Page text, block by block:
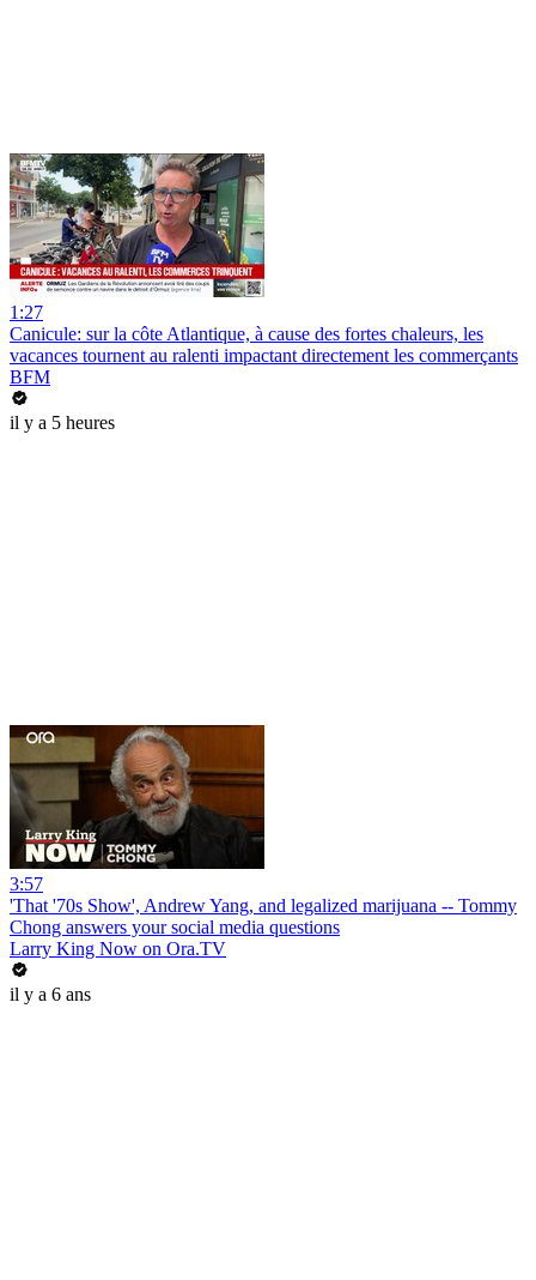
1:27
Canicule: sur la côte Atlantique, à cause des fortes chaleurs, les
vacances tournent au ralenti impactant directement les commerçants
BFM
il y a 5 heures
3:57
'That '70s Show', Andrew Yang, and legalized marijuana -- Tommy
Chong answers your social media questions
Larry King Now on Ora.TV
il y a 6 ans